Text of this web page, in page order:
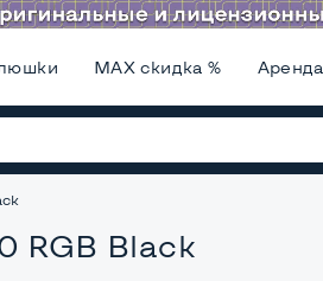
MAX скидка % Аренда
RGB Black